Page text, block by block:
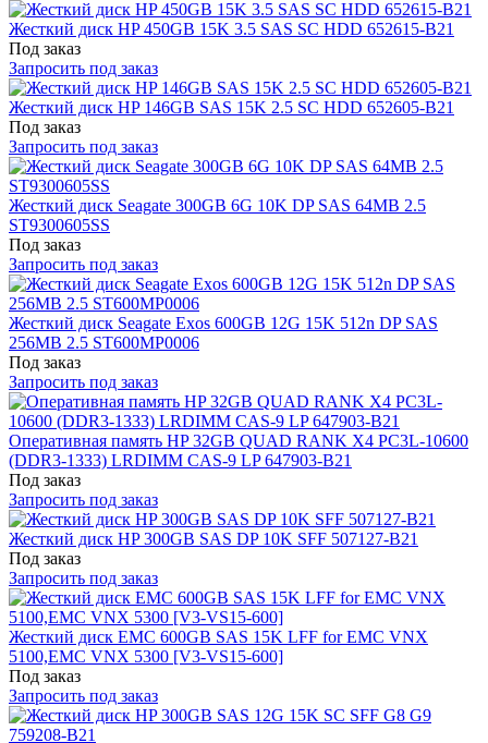
Жесткий диск HP 450GB 15K 3.5 SAS SC HDD 652615-B21
Под заказ
Запросить под заказ
Жесткий диск HP 146GB SAS 15K 2.5 SC HDD 652605-B21
Под заказ
Запросить под заказ
Жесткий диск Seagate 300GB 6G 10K DP SAS 64MB 2.5
ST9300605SS
Под заказ
Запросить под заказ
Жесткий диск Seagate Exos 600GB 12G 15K 512n DP SAS
256MB 2.5 ST600MP0006
Под заказ
Запросить под заказ
Оперативная память HP 32GB QUAD RANK X4 PC3L-10600
(DDR3-1333) LRDIMM CAS-9 LP 647903-B21
Под заказ
Запросить под заказ
Жесткий диск HP 300GB SAS DP 10K SFF 507127-B21
Под заказ
Запросить под заказ
Жесткий диск EMC 600GB SAS 15K LFF for EMC VNX
5100,EMC VNX 5300 [V3-VS15-600]
Под заказ
Запросить под заказ